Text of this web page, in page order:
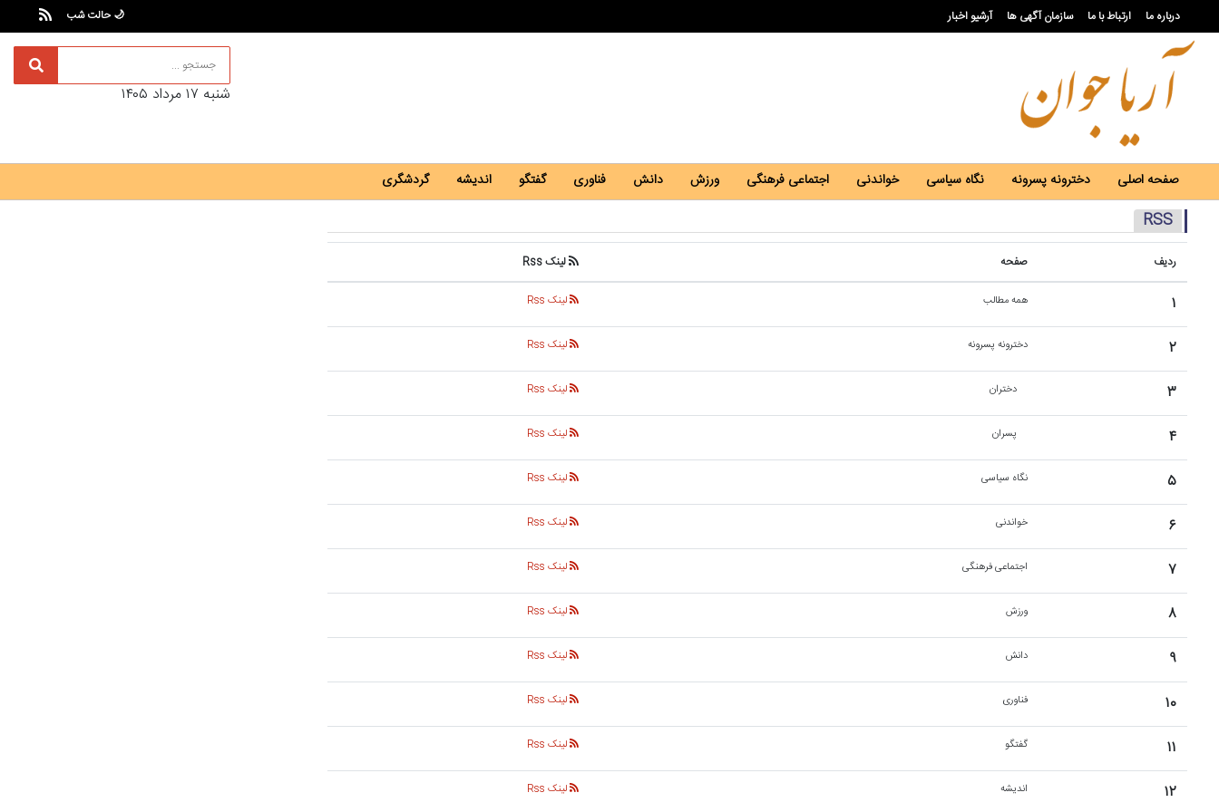
درباره ما ارتباط با ما سازمان آگهی ها آرشیو اخبار 🌙 حالت شب
شنبه ۱۷ مرداد ۱۴۰۵
صفحه اصلی دخترونه پسرونه نگاه سیاسی خواندنی اجتماعی فرهنگی ورزش دانش فناوری گفتگو اندیشه گردشگری
RSS
ردیف صفحه لینک Rss
۱ همه مطالب لینک Rss
۲ دخترونه پسرونه لینک Rss
۳ دختران لینک Rss
۴ پسران لینک Rss
۵ نگاه سیاسی لینک Rss
۶ خواندنی لینک Rss
۷ اجتماعی فرهنگی لینک Rss
۸ ورزش لینک Rss
۹ دانش لینک Rss
۱۰ فناوری لینک Rss
۱۱ گفتگو لینک Rss
۱۲ اندیشه لینک Rss